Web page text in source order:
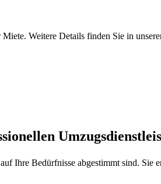
Weitere Details finden Sie in
Ihre Bedürfnisse abgestimmt sind. Sie